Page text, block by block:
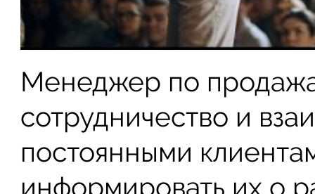
Менеджер по
сотрудничество и
постоянными
информировать их о